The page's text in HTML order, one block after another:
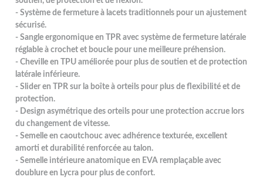
- Système de fermeture à lacets traditionnels pour un ajustement
sécurisé.
- Sangle ergonomique en TPR avec système de fermeture latérale
réglable à crochet et boucle pour une meilleure préhension.
- Cheville en TPU améliorée pour plus de soutien et de protection
latérale inférieure.
- Slider en TPR sur la boîte à orteils pour plus de flexibilité et de
protection.
- Design asymétrique des orteils pour une protection accrue lors
du changement de vitesse.
- Semelle en caoutchouc avec adhérence texturée, excellent
amorti et durabilité renforcée au talon.
- Semelle intérieure anatomique en EVA remplaçable avec
doublure en Lycra pour plus de confort.